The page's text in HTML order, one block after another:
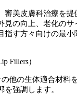
審美皮膚科治療を提
見の向上、老化のサ
指す方々向けの最小
Fillers）
他の生体適合材料
を強調します。